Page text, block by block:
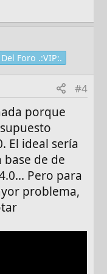
de fuente.
calidad, mira
y con
Foro .:VIP:.
#4
porque
El ideal sería
base de de
Pero para
problema,